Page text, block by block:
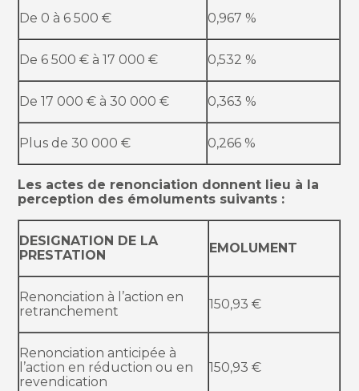
De 0 à 6 500 € 0,967 %
De 6 500 € à 17 000 € 0,532 %
De 17 000 € à 30 000 € 0,363 %
Plus de 30 000 € 0,266 %
Les actes de renonciation donnent lieu à la
perception des émoluments suivants :
DESIGNATION DE LA
PRESTATION
EMOLUMENT
Renonciation à l’action en
retranchement
150,93 €
Renonciation anticipée à
l’action en réduction ou en
revendication
150,93 €